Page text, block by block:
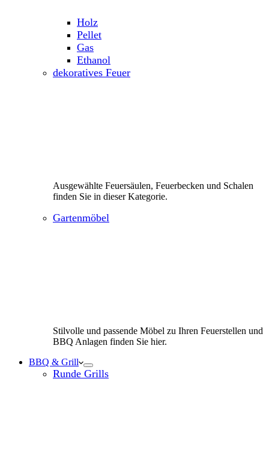
Holz
Pellet
Gas
Ethanol
dekoratives Feuer
Ausgewählte Feuersäulen, Feuerbecken und Schalen
finden Sie in dieser Kategorie.
Gartenmöbel
Stilvolle und passende Möbel zu Ihren Feuerstellen und
BBQ Anlagen finden Sie hier.
BBQ & Grill
Runde Grills